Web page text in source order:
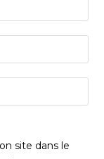
site dans le